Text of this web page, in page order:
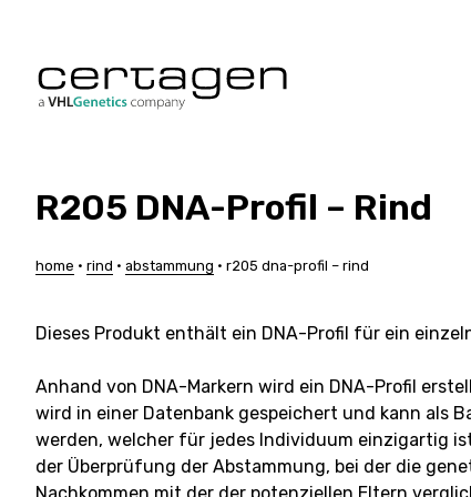
springen
Hunde
Pferde
Tauben
Rinder
R205 DNA-Profil – Rind
home • rind • abstammung • r205 dna-profil – rind
Dieses Produkt enthält ein DNA-Profil für ein
Anhand von DNA-Markern wird ein DNA-Profil
wird in einer Datenbank gespeichert und kann als
werden, welcher für jedes Individuum einzigartig
der Überprüfung der Abstammung, bei der die